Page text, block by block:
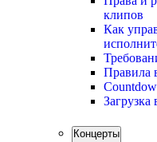
клипов
Как
Правила
Концерты